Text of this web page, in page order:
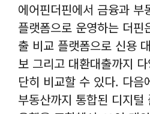
에어핀더핀에서 금융과 부
플랫폼으로 운영하는 더핀
출 비교 플랫폼으로 신용
보 그리고 대환대출까지
단히 비교할 수 있다. 다음
부동산까지 통합된 디지